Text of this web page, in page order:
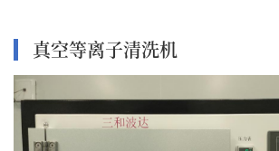
真空等离子清洗机